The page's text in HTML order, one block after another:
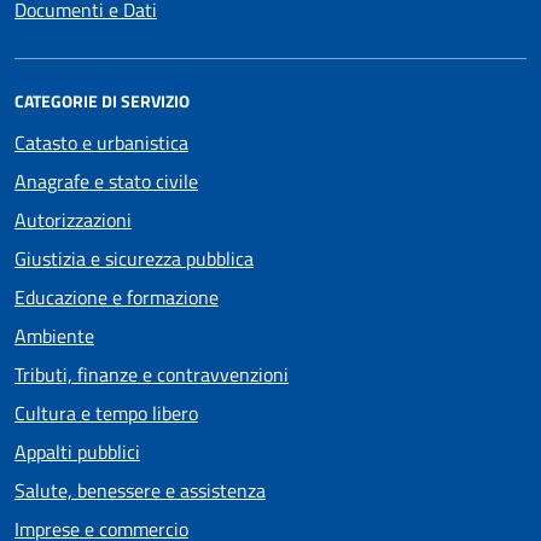
Documenti e Dati
CATEGORIE DI SERVIZIO
Catasto e urbanistica
Anagrafe e stato civile
Autorizzazioni
Giustizia e sicurezza pubblica
Educazione e formazione
Ambiente
Tributi, finanze e contravvenzioni
Cultura e tempo libero
Appalti pubblici
Salute, benessere e assistenza
Imprese e commercio